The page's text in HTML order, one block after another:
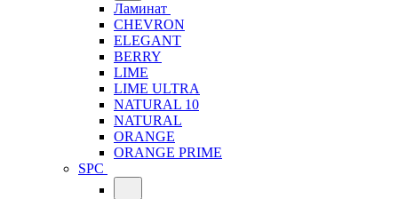
Ламинат
CHEVRON
ELEGANT
BERRY
LIME
LIME ULTRA
NATURAL 10
NATURAL
ORANGE
ORANGE PRIME
SPC